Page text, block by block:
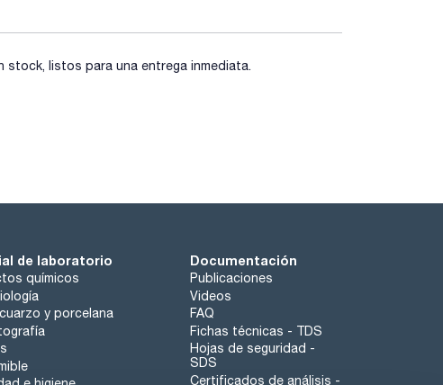
listos para una entrega inmediata.
de laboratorio
químicos
y porcelana
Documentación
Publicaciones
Videos
FAQ
Fichas técnicas - TDS
Hojas de seguridad -
SDS
Certificados de análisis -